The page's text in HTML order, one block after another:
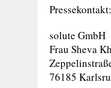
Pressekontakt:
solute GmbH
Frau Sheva
76185